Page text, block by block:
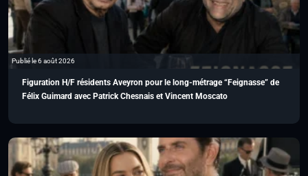
Publié le 6 août 2026
Figuration H/F résidents Aveyron pour le long-métrage “Feignasse” de
Félix Guimard avec Patrick Chesnais et Vincent Moscato